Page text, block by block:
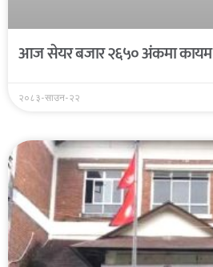
आज सेयर बजार २६५० अंकमा कायम
२०८३-साउन-२२